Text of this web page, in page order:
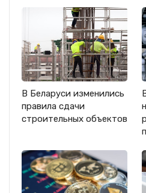
В Беларуси изменились
правила сдачи
строительных объектов